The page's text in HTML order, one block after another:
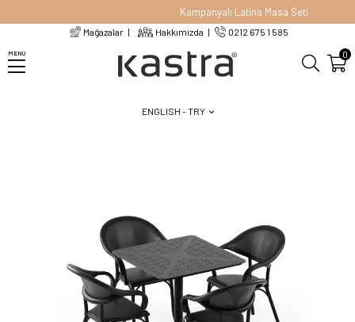
MENU
Kampanyalı Latina Masa Seti
Mağazalar Hakkımızda 0212 675 1 585
ENGLISH - TRY
0
Balkon Takımı (Moon Katlanır Masa 80X80 cm + Flash-N Kollu Sandalye)